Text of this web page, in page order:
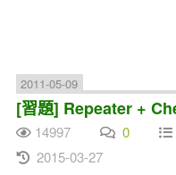
2011-05-09
[習題] Repeater +
14997 0
2015-03-27